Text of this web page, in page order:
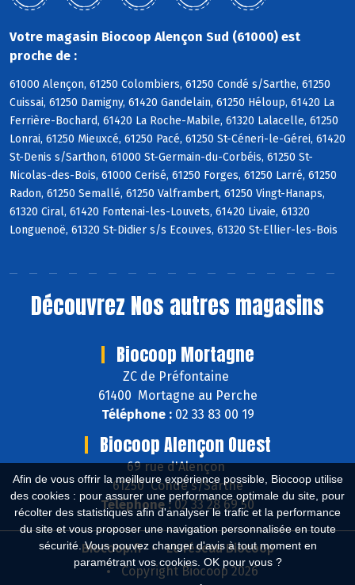
Afin de vous offrir la meilleure expérience possible, Biocoop utilise
des cookies : pour assurer une performance optimale du site, pour
récolter des statistiques afin d'analyser le trafic et la performance
du site et vous proposer une navigation personnalisée en toute
sécurité. Vous pouvez changer d'avis à tout moment en
paramétrant vos cookies. OK pour vous ?
Votre magasin Biocoop Alençon Sud (61000) est
proche de :
61000 Alençon, 61250 Colombiers, 61250 Condé s/Sarthe, 61250
Cuissai, 61250 Damigny, 61420 Gandelain, 61250 Héloup, 61420 La
Ferrière-Bochard, 61420 La Roche-Mabile, 61320 Lalacelle, 61250
Lonrai, 61250 Mieuxcé, 61250 Pacé, 61250 St-Céneri-le-Gérei, 61420
St-Denis s/Sarthon, 61000 St-Germain-du-Corbéis, 61250 St-
Nicolas-des-Bois, 61000 Cerisé, 61250 Forges, 61250 Larré, 61250
Radon, 61250 Semallé, 61250 Valframbert, 61250 Vingt-Hanaps,
61320 Ciral, 61420 Fontenai-les-Louvets, 61420 Livaie, 61320
Longuenoë, 61320 St-Didier s/s Ecouves, 61320 St-Ellier-les-Bois
Découvrez Nos autres magasins
Biocoop Mortagne
ZC de Préfontaine
61400 Mortagne au Perche
Téléphone :02 33 83 00 19
Biocoop Alençon Ouest
69 rue d'Alençon
61250 Condé s/Sarthe
Téléphone : 02 33 28 69 50
Biocoop.fr
Le réseau Biocoop
Copyright Biocoop 2026